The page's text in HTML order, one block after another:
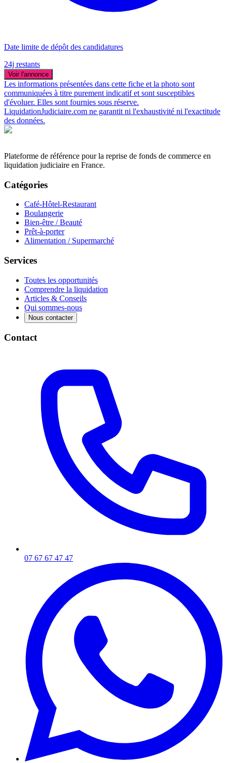
Date limite de dépôt des candidatures
24j restants
Voir l'annonce
Les informations présentées dans cette fiche et la photo sont
communiquées à titre purement indicatif et sont susceptibles
d'évoluer. Elles sont fournies sous réserve.
LiquidationJudiciaire.com ne garantit ni l'exhaustivité ni l'exactitude
des données.
Plateforme de référence pour la reprise de fonds de commerce en
liquidation judiciaire en France.
Catégories
Café-Hôtel-Restaurant
Boulangerie
Bien-être / Beauté
Prêt-à-porter
Alimentation / Supermarché
Services
Toutes les opportunités
Comprendre la liquidation
Articles & Conseils
Qui sommes-nous
Nous contacter
Contact
07 67 67 47 47